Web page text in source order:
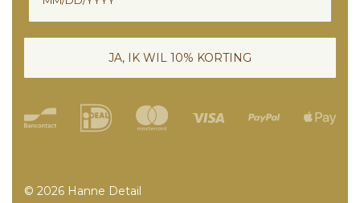
JA, IK WIL 10% KORTING
© 2026 Hanne Detail